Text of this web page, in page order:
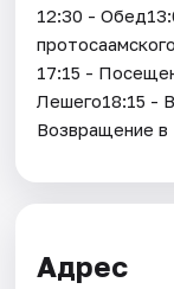
12:30 -
17:15 -
Лешего18:15 -
Возвращение в
Адрес